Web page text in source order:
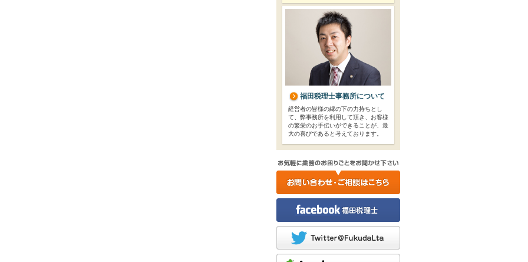
福田税理士事務所について
経営者の皆様の縁の下の力持ちとし
て、弊事務所を利用して頂き、お客様
の繁栄のお手伝いができることが、最
大の喜びであると考えております。